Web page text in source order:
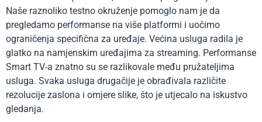
Naše raznoliko testno okruženje pomoglo nam je da
pregledamo performanse na više platformi i uočimo
ograničenja specifična za uređaje. Većina usluga radila je
glatko na namjenskim uređajima za streaming. Performanse
Smart TV-a znatno su se razlikovale među pružateljima
usluga. Svaka usluga drugačije je obrađivala različite
rezolucije zaslona i omjere slike, što je utjecalo na iskustvo
gledanja.